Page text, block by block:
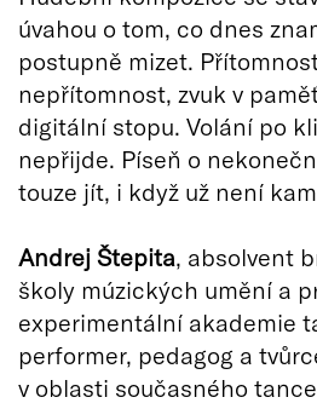
úvahou o tom, co dnes
postupně mizet.
nepřítomnost, zvuk v
digitální stopu. Volání po
nepřijde. Píseň o
touze jít, i když už není
Andrej Štepita, absolvent
školy múzických umění a
experimentální akademie
performer, pedagog a
v oblasti současného